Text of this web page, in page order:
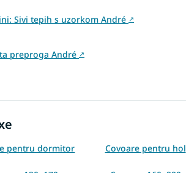
Sivi tepih s uzorkom André ↗
preproga André ↗
pentru dormitor Covoare pentru hol